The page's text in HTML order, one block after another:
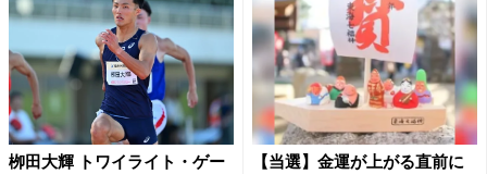
栁田大輝 トワイライト・ゲー
【当選】金運が上がる直前に